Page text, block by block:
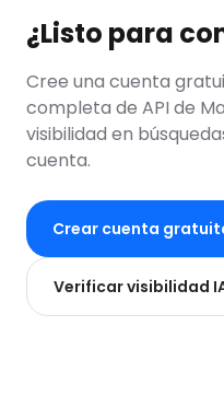
¿Listo para
Cree una cuenta
completa de API de
visibilidad en
cuenta.
Crear cuenta
Verificar visibilidad